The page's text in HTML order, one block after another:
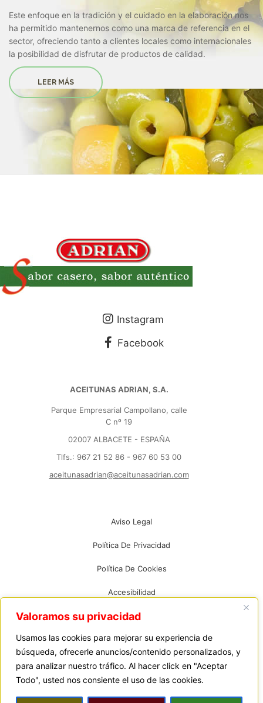
Valoramos su privacidad
Usamos las cookies para mejorar su experiencia de
búsqueda, ofrecerle anuncios/contenido personalizados, y
para analizar nuestro tráfico. Al hacer click en "Aceptar
Todo", usted nos consiente el uso de las cookies.
Este enfoque en la tradición y el cuidado en la elaboración nos
ha permitido mantenernos como una marca de referencia en el
sector, ofreciendo tanto a clientes locales como internacionales
la posibilidad de disfrutar de productos de calidad.
LEER MÁS
Instagram
Facebook
ACEITUNAS ADRIAN, S.A.
Parque Empresarial Campollano, calle
C nº 19
02007 ALBACETE - ESPAÑA
Tlfs.: 967 21 52 86 - 967 60 53 00
aceitunasadrian@aceitunasadrian.com
Aviso Legal
Política De Privacidad
Política De Cookies
Accesibilidad
Mapa Web
© 2026 Aceitunas Adrián, S.A. Todos los derechos
reservados. Diseño webDiagram Software Europe